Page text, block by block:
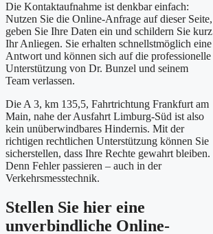
Die Kontaktaufnahme ist denkbar einfach:
Nutzen Sie die Online-Anfrage auf dieser Seite,
geben Sie Ihre Daten ein und schildern Sie kurz
Ihr Anliegen. Sie erhalten schnellstmöglich eine
Antwort und können sich auf die professionelle
Unterstützung von Dr. Bunzel und seinem
Team verlassen.
Die A 3, km 135,5, Fahrtrichtung Frankfurt am
Main, nahe der Ausfahrt Limburg-Süd ist also
kein unüberwindbares Hindernis. Mit der
richtigen rechtlichen Unterstützung können Sie
sicherstellen, dass Ihre Rechte gewahrt bleiben.
Denn Fehler passieren – auch in der
Verkehrsmesstechnik.
Stellen Sie hier eine
unverbindliche Online-